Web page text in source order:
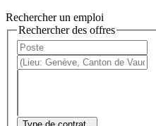
Rechercher un emploi
Rechercher des offres